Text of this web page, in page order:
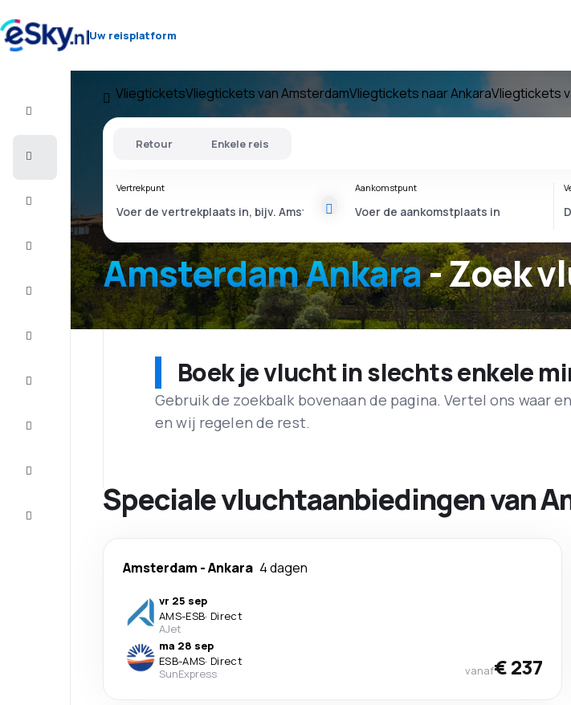
Uw reisplatform
Vakantie
Stedentrip
VliegticketsVliegtickets van AmsterdamVliegtickets naar AnkaraVliegtickets
Amsterdam Ankara- Zoek
Retour Enkele reis
Vertrekpunt Aankomstpunt
Boek je vlucht in slechts enkele
Gebruik de zoekbalk bovenaan de pagina. Vertel ons waar
en wij regelen de rest.
Speciale vluchtaanbiedingen van
Amsterdam -Ankara 4 dagen
vr 25 sep
AMS-ESB· Direct
AJet
ma 28 sep
ESB-AMS· Direct
SunExpress
vanaf€ 237